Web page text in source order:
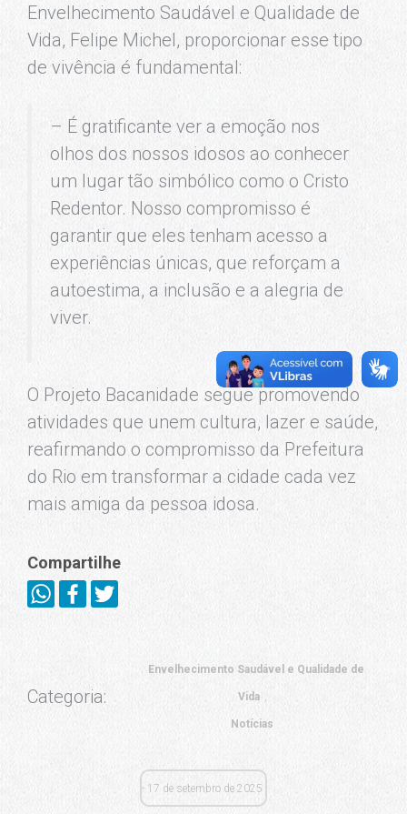
Envelhecimento Saudável e Qualidade de
Vida, Felipe Michel, proporcionar esse tipo
de vivência é fundamental:
– É gratificante ver a emoção nos
olhos dos nossos idosos ao conhecer
um lugar tão simbólico como o Cristo
Redentor. Nosso compromisso é
garantir que eles tenham acesso a
experiências únicas, que reforçam a
autoestima, a inclusão e a alegria de
viver.
O Projeto Bacanidade segue promovendo
atividades que unem cultura, lazer e saúde,
reafirmando o compromisso da Prefeitura
do Rio em transformar a cidade cada vez
mais amiga da pessoa idosa.
Compartilhe
Categoria:
Envelhecimento Saudável e Qualidade de
Vida
Notícias
17 de setembro de 2025